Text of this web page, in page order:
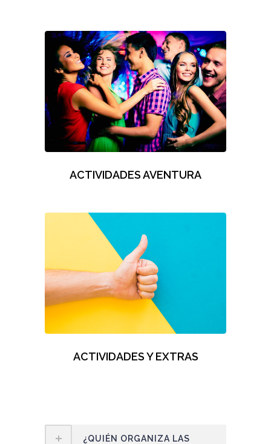
ACTIVIDADES AVENTURA
ACTIVIDADES Y EXTRAS
¿QUIÉN ORGANIZA LAS